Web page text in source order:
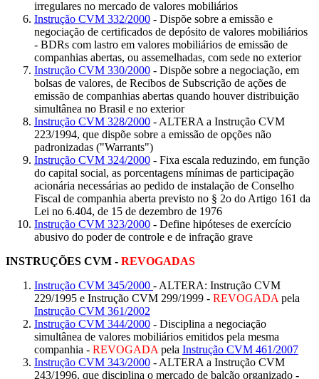
irregulares no mercado de valores mobiliários
Instrução CVM 332/2000 - Dispõe sobre a emissão e
negociação de certificados de depósito de valores mobiliários
- BDRs com lastro em valores mobiliários de emissão de
companhias abertas, ou assemelhadas, com sede no exterior
Instrução CVM 330/2000 - Dispõe sobre a negociação, em
bolsas de valores, de Recibos de Subscrição de ações de
emissão de companhias abertas quando houver distribuição
simultânea no Brasil e no exterior
Instrução CVM 328/2000 - ALTERA a Instrução CVM
223/1994, que dispõe sobre a emissão de opções não
padronizadas ("Warrants")
Instrução CVM 324/2000 - Fixa escala reduzindo, em função
do capital social, as porcentagens mínimas de participação
acionária necessárias ao pedido de instalação de Conselho
Fiscal de companhia aberta previsto no § 2o do Artigo 161 da
Lei no 6.404, de 15 de dezembro de 1976
Instrução CVM 323/2000 - Define hipóteses de exercício
abusivo do poder de controle e de infração grave
INSTRUÇÕES CVM - REVOGADAS
Instrução CVM 345/2000 - ALTERA: Instrução CVM
229/1995 e Instrução CVM 299/1999 - REVOGADA pela
Instrução CVM 361/2002
Instrução CVM 344/2000 - Disciplina a negociação
simultânea de valores mobiliários emitidos pela mesma
companhia - REVOGADA pela Instrução CVM 461/2007
Instrução CVM 343/2000 - ALTERA a Instrução CVM
243/1996, que disciplina o mercado de balcão organizado -